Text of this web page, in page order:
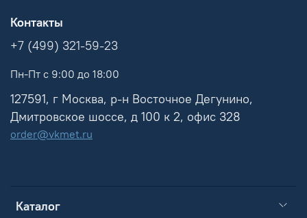
Каталог
Контакты
+7 (499) 321-59-23
Пн-Пт с 9:00 до 18:00
127591, г Москва, р-н Восточное Дегунино,
Дмитровское шоссе, д 100 к 2, офис 328
order@vkmet.ru